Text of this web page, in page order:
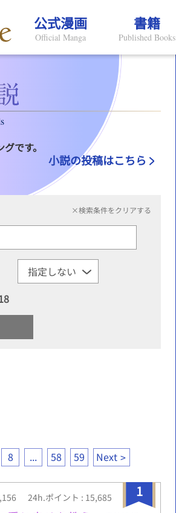
公式漫画
Official Manga
書籍
Published Books
です。
小説の投稿はこちら
×検索条件をクリアする
8 ... 58 59 Next
1
24h.ポイント : 15,685